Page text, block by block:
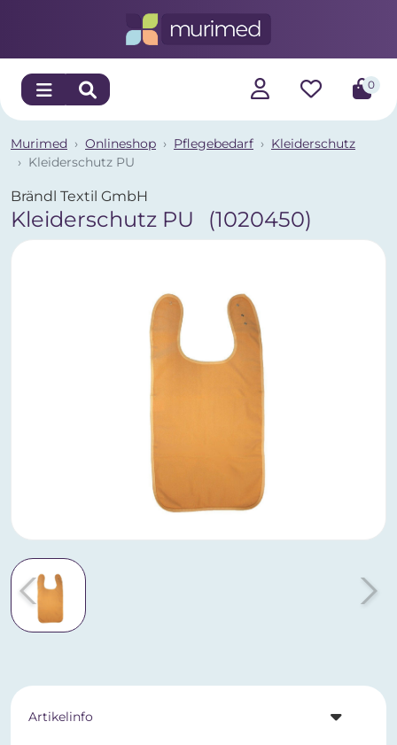
0
Murimed Onlineshop Pflegebedarf
Kleiderschutz
Kleiderschutz PU
Brändl Textil GmbH
Kleiderschutz PU (1020450)
Artikelinfo